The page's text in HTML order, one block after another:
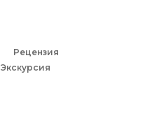
Рецензия
Экскурсия